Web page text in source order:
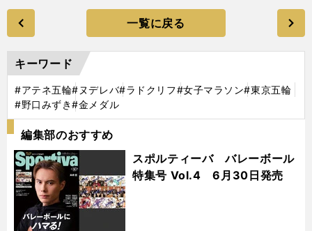
一覧に戻る
キーワード
#アテネ五輪#ヌデレバ#ラドクリフ#女子マラソン#東京五輪
#野口みずき#金メダル
編集部のおすすめ
スポルティーバ バレーボール
特集号 Vol.4 6月30日発売